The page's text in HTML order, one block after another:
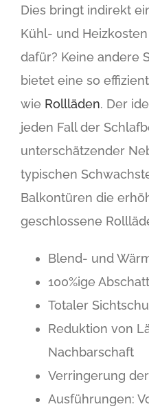
Dies bringt indirekt
Kühl- und
dafür? Keine andere
bietet eine so
wie Rollläden. Der
jeden Fall der
unterschätzender
typischen
Balkontüren die
geschlossene
Blend- und
100%ige
Totaler
Reduktion von
Nachbarschaft
Verringerung
Ausführungen: